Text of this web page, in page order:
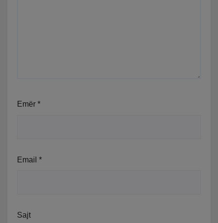
Emër *
Email *
Sajt